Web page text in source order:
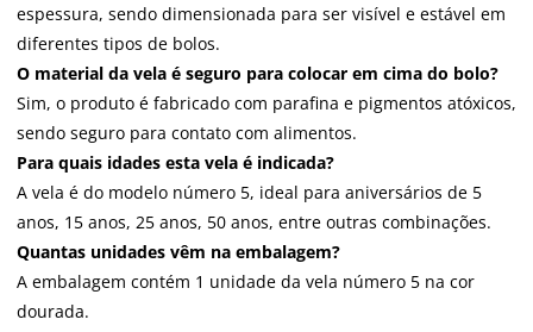
espessura, sendo dimensionada para ser visível e estável em
diferentes tipos de bolos.
O material da vela é seguro para colocar em cima do bolo?
Sim, o produto é fabricado com parafina e pigmentos atóxicos,
sendo seguro para contato com alimentos.
Para quais idades esta vela é indicada?
A vela é do modelo número 5, ideal para aniversários de 5
anos, 15 anos, 25 anos, 50 anos, entre outras combinações.
Quantas unidades vêm na embalagem?
A embalagem contém 1 unidade da vela número 5 na cor
dourada.